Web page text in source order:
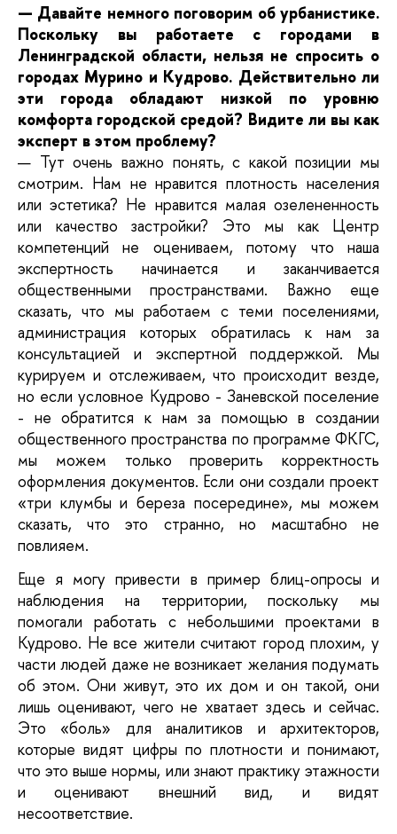
— Давайте немного поговорим об урбанистике.
Поскольку вы работаете с городами в
Ленинградской области, нельзя не спросить о
городах Мурино и Кудрово. Действительно ли
эти города обладают низкой по уровню
комфорта городской средой? Видите ли вы как
эксперт в этом проблему?
— Тут очень важно понять, с какой позиции мы
смотрим. Нам не нравится плотность населения
или эстетика? Не нравится малая озелененность
или качество застройки? Это мы как Центр
компетенций не оцениваем, потому что наша
экспертность начинается и заканчивается
общественными пространствами. Важно еще
сказать, что мы работаем с теми поселениями,
администрация которых обратилась к нам за
консультацией и экспертной поддержкой. Мы
курируем и отслеживаем, что происходит везде,
но если условное Кудрово - Заневской поселение
- не обратится к нам за помощью в создании
общественного пространства по программе ФКГС,
мы можем только проверить корректность
оформления документов. Если они создали проект
«три клумбы и береза посередине», мы можем
сказать, что это странно, но масштабно не
повлияем.
Еще я могу привести в пример блиц-опросы и
наблюдения на территории, поскольку мы
помогали работать с небольшими проектами в
Кудрово. Не все жители считают город плохим, у
части людей даже не возникает желания подумать
об этом. Они живут, это их дом и он такой, они
лишь оценивают, чего не хватает здесь и сейчас.
Это «боль» для аналитиков и архитекторов,
которые видят цифры по плотности и понимают,
что это выше нормы, или знают практику этажности
и оценивают внешний вид, и видят
несоответствие.